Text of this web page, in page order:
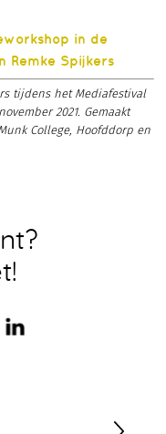
in de
Remke Spijkers
tijdens het Mediafestival
2021. Gemaakt
College, Hoofddorp en